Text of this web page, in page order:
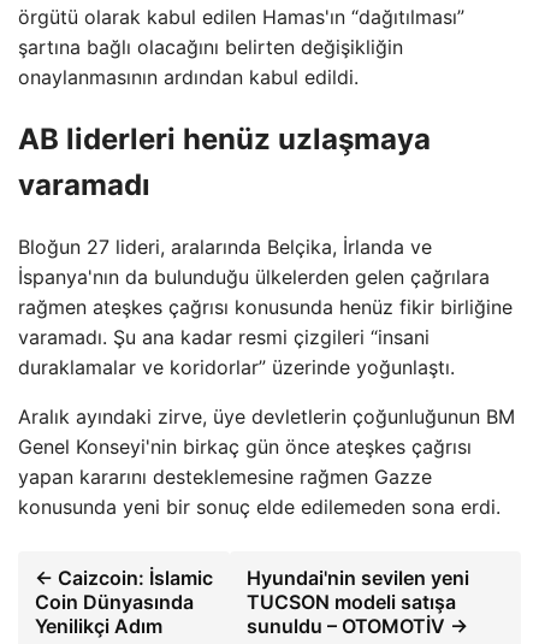
örgütü olarak kabul edilen Hamas'ın “dağıtılması”
şartına bağlı olacağını belirten değişikliğin
onaylanmasının ardından kabul edildi.
AB liderleri henüz uzlaşmaya
varamadı
Bloğun 27 lideri, aralarında Belçika, İrlanda ve
İspanya'nın da bulunduğu ülkelerden gelen çağrılara
rağmen ateşkes çağrısı konusunda henüz fikir birliğine
varamadı. Şu ana kadar resmi çizgileri “insani
duraklamalar ve koridorlar” üzerinde yoğunlaştı.
Aralık ayındaki zirve, üye devletlerin çoğunluğunun BM
Genel Konseyi'nin birkaç gün önce ateşkes çağrısı
yapan kararını desteklemesine rağmen Gazze
konusunda yeni bir sonuç elde edilemeden sona erdi.
← Caizcoin: İslamic
Coin Dünyasında
Yenilikçi Adım
Hyundai'nin sevilen yeni
TUCSON modeli satışa
sunuldu – OTOMOTİV →